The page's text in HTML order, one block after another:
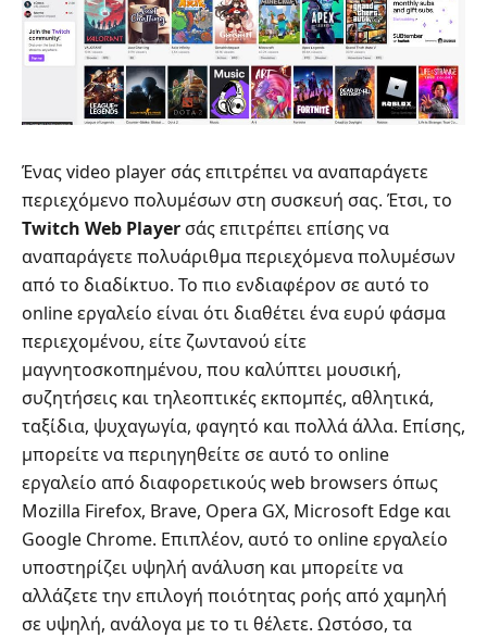
Ένας video player σάς επιτρέπει να αναπαράγετε
περιεχόμενο πολυμέσων στη συσκευή σας. Έτσι, το
Twitch Web Player σάς επιτρέπει επίσης να
αναπαράγετε πολυάριθμα περιεχόμενα πολυμέσων
από το διαδίκτυο. Το πιο ενδιαφέρον σε αυτό το
online εργαλείο είναι ότι διαθέτει ένα ευρύ φάσμα
περιεχομένου, είτε ζωντανού είτε
μαγνητοσκοπημένου, που καλύπτει μουσική,
συζητήσεις και τηλεοπτικές εκπομπές, αθλητικά,
ταξίδια, ψυχαγωγία, φαγητό και πολλά άλλα. Επίσης,
μπορείτε να περιηγηθείτε σε αυτό το online
εργαλείο από διαφορετικούς web browsers όπως
Mozilla Firefox, Brave, Opera GX, Microsoft Edge και
Google Chrome. Επιπλέον, αυτό το online εργαλείο
υποστηρίζει υψηλή ανάλυση και μπορείτε να
αλλάζετε την επιλογή ποιότητας ροής από χαμηλή
σε υψηλή, ανάλογα με το τι θέλετε. Ωστόσο, τα